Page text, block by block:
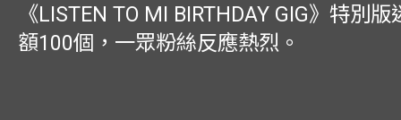
《LISTEN TO MI BIRTHDAY GIG》特別
額100個，一眾粉絲反應熱烈。